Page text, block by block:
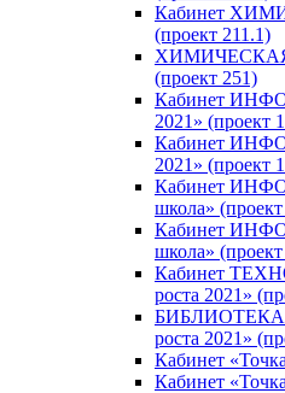
Кабинет
(проект 211.1)
ХИМИЧЕСКАЯ
(проект 251)
Кабинет
2021» (проект
Кабинет
2021» (проект
Кабинет
школа»
Кабинет
школа»
Кабинет
роста 2021»
БИБЛИОТЕКА
роста 2021»
Кабинет
Кабинет